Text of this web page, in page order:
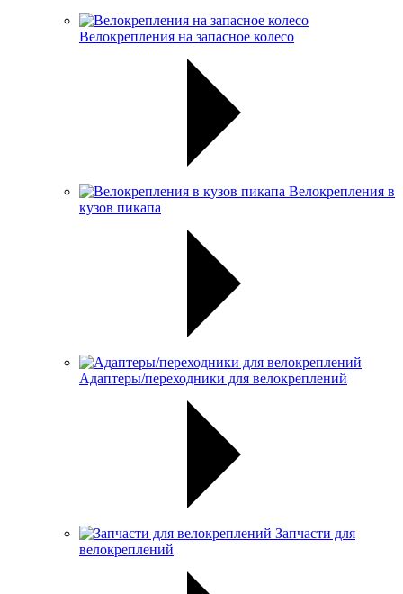
Велокрепления на запасное колесо
Велокрепления в
кузов пикапа
Адаптеры/переходники для велокреплений
Запчасти для
велокреплений